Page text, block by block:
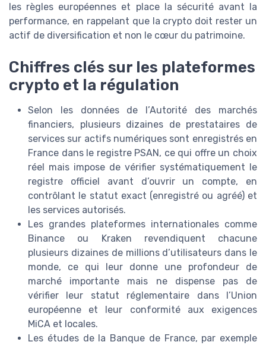
les règles européennes et place la sécurité avant la
performance, en rappelant que la crypto doit rester un
actif de diversification et non le cœur du patrimoine.
Chiffres clés sur les plateformes
crypto et la régulation
Selon les données de l’Autorité des marchés
financiers, plusieurs dizaines de prestataires de
services sur actifs numériques sont enregistrés en
France dans le registre PSAN, ce qui offre un choix
réel mais impose de vérifier systématiquement le
registre officiel avant d’ouvrir un compte, en
contrôlant le statut exact (enregistré ou agréé) et
les services autorisés.
Les grandes plateformes internationales comme
Binance ou Kraken revendiquent chacune
plusieurs dizaines de millions d’utilisateurs dans le
monde, ce qui leur donne une profondeur de
marché importante mais ne dispense pas de
vérifier leur statut réglementaire dans l’Union
européenne et leur conformité aux exigences
MiCA et locales.
Les études de la Banque de France, par exemple